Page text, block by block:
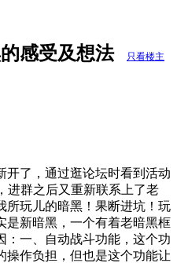
感受及想法 只看楼主
开了，通过逛论坛时看到活动
进群之后又重新联系上了老
所玩儿的暗黑！果断进坑！玩
是新暗黑，一个有着老暗黑框
：一、自动战斗功能，这个功
操作负担，但也是这个功能让